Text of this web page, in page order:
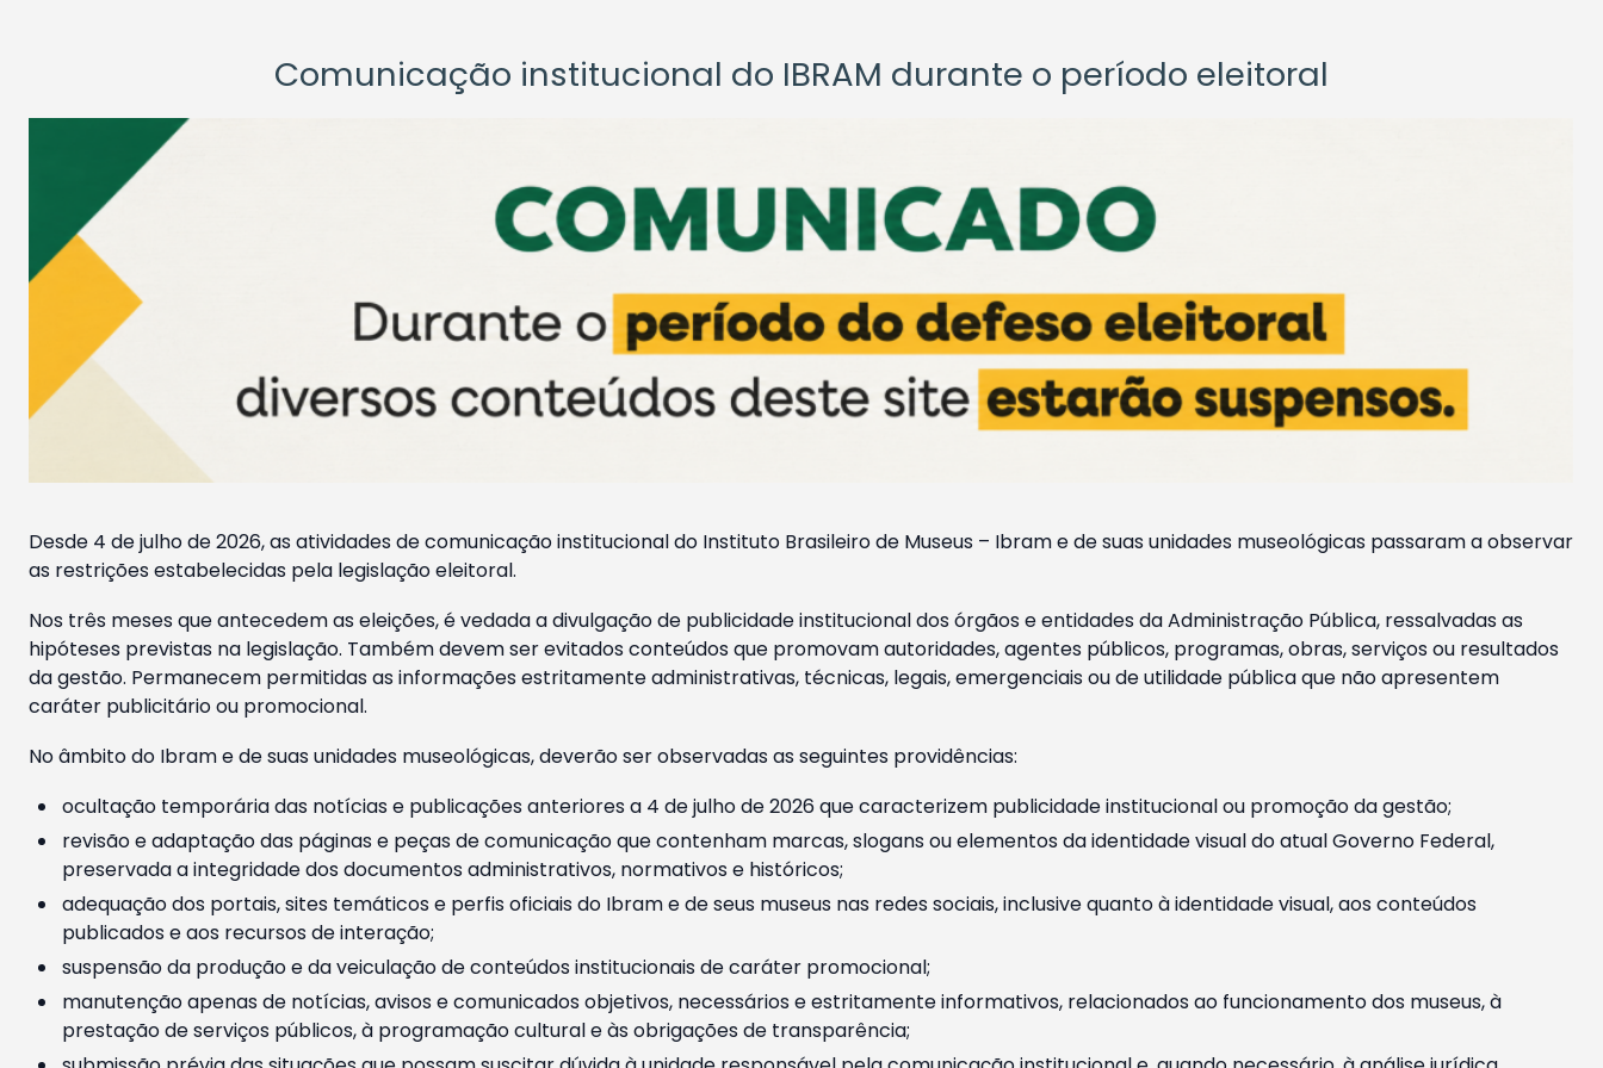
Comunicação institucional do IBRAM durante o período eleitoral
Desde 4 de julho de 2026, as atividades de comunicação institucional do Instituto Brasileiro de Museus – Ibram e de suas unidades museológicas passaram a observar
as restrições estabelecidas pela legislação eleitoral.
Nos três meses que antecedem as eleições, é vedada a divulgação de publicidade institucional dos órgãos e entidades da Administração Pública, ressalvadas as
hipóteses previstas na legislação. Também devem ser evitados conteúdos que promovam autoridades, agentes públicos, programas, obras, serviços ou resultados
da gestão. Permanecem permitidas as informações estritamente administrativas, técnicas, legais, emergenciais ou de utilidade pública que não apresentem
caráter publicitário ou promocional.
No âmbito do Ibram e de suas unidades museológicas, deverão ser observadas as seguintes providências:
ocultação temporária das notícias e publicações anteriores a 4 de julho de 2026 que caracterizem publicidade institucional ou promoção da gestão;
revisão e adaptação das páginas e peças de comunicação que contenham marcas, slogans ou elementos da identidade visual do atual Governo Federal,
preservada a integridade dos documentos administrativos, normativos e históricos;
adequação dos portais, sites temáticos e perfis oficiais do Ibram e de seus museus nas redes sociais, inclusive quanto à identidade visual, aos conteúdos
publicados e aos recursos de interação;
suspensão da produção e da veiculação de conteúdos institucionais de caráter promocional;
manutenção apenas de notícias, avisos e comunicados objetivos, necessários e estritamente informativos, relacionados ao funcionamento dos museus, à
prestação de serviços públicos, à programação cultural e às obrigações de transparência;